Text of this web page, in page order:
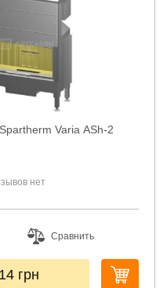
Varia ASh-2
нет
Сравнить
грн